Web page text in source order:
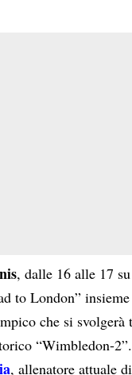
, dalle 16 alle 17 su
to London”
che si svolgerà
“Wimbledon-2”.
, allenatore attuale di